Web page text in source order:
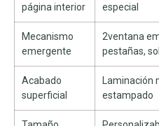
página interior
especial
Mecanismo
emergente
2ventana
pestañas,
Acabado
superficial
Laminación
estampado